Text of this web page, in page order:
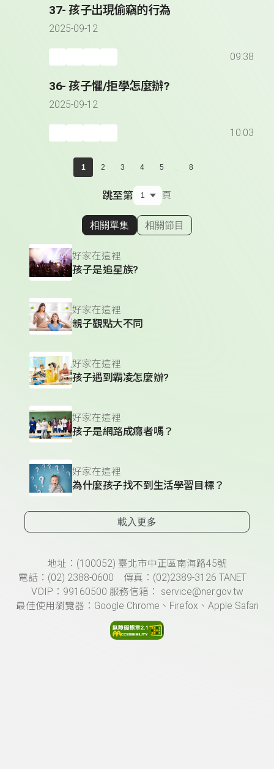
37- 孩子出現偷竊的行為
2025-09-12
09:38
36- 孩子懼/拒學怎麼辦?
2025-09-12
10:03
1 2 3 4 5 ... 8
跳至第 頁
顯示相關單集
相關單集 相關節目
好家在這裡
孩子是追星族?
好家在這裡
親子觀點大不同
好家在這裡
孩子遇到霸凌怎麼辦?
好家在這裡
孩子是網路成癮者嗎？
好家在這裡
為什麼孩子找不到生活學習目標？
載入更多
頁尾資訊地址：(100052) 臺北市中正區南海路45號
電話：(02) 2388-0600 傳真：(02)2389-3126 TANET
VOIP：99160500 服務信箱： service@ner.gov.tw
最佳使用瀏覽器：Google Chrome、Firefox、Apple Safari